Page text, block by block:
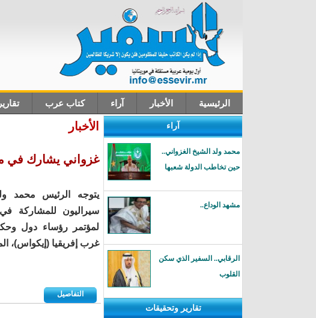
الرئيسية الأخبار آراء كتاب عرب
آراء
محمد ولد الشيخ الغزواني..
حين تخاطب الدولة شعبها
مشهد الوداع..
الرقابي.. السفير الذي سكن
القلوب
تقارير وتحقيقات
الأخبار
غزواني يشارك في
يتوجه الرئيس محمد
سيراليون للمشاركة
لمؤتمر رؤساء دول
غرب إفريقيا (إيكواس)،
التفاصيل